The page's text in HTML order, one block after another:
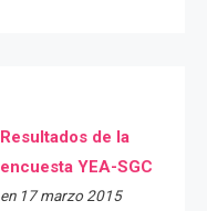
Resultados de la
encuesta YEA-SGC
en 17 marzo 2015